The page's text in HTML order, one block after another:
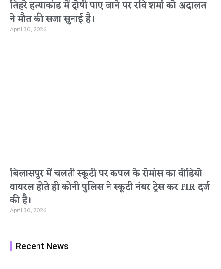
तिहरे हत्याकांड में दोषी पाए जाने पर रवि शर्मा को अदालत
ने मौत की सजा सुनाई है।
April 30, 2026
बिलासपुर में चलती स्कूटी पर कपल के रोमांस का वीडियो
वायरल होते ही कोनी पुलिस ने स्कूटी नंबर ट्रेस कर FIR दर्ज
की है।
April 30, 2026
Recent News